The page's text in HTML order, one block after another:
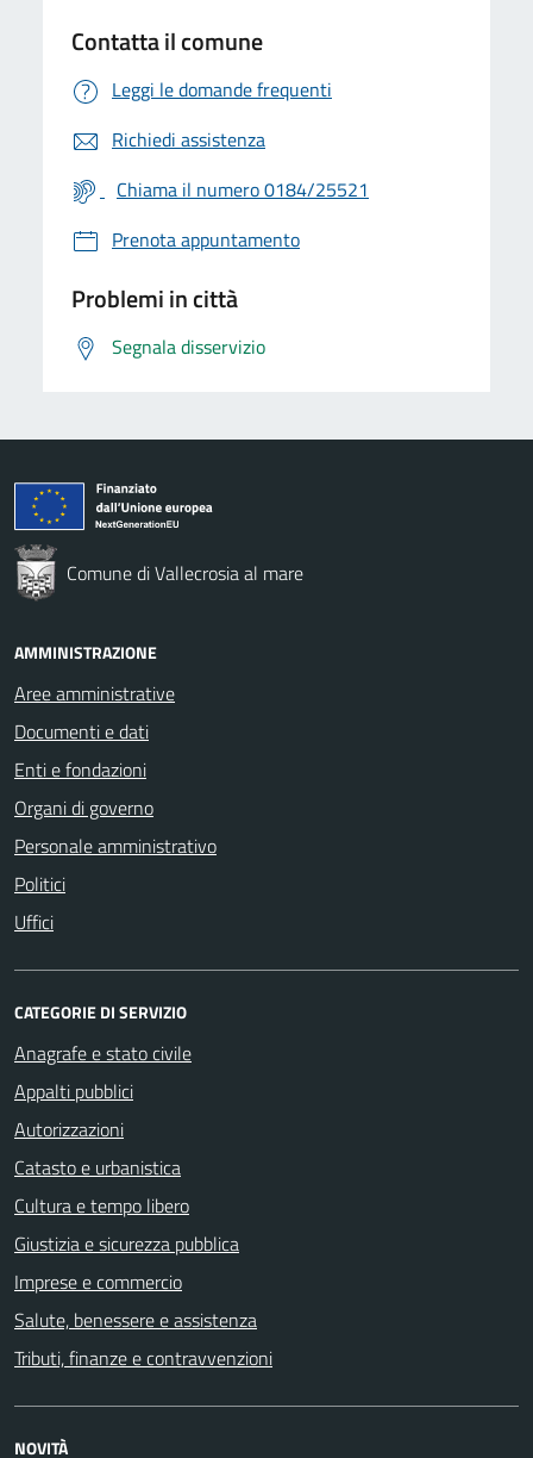
Contatta il comune
Leggi le domande frequenti
Richiedi assistenza
Chiama il numero 0184/25521
Prenota appuntamento
Problemi in città
Segnala disservizio
Comune di Vallecrosia al mare
AMMINISTRAZIONE
Aree amministrative
Documenti e dati
Enti e fondazioni
Organi di governo
Personale amministrativo
Politici
Uffici
CATEGORIE DI SERVIZIO
Anagrafe e stato civile
Appalti pubblici
Autorizzazioni
Catasto e urbanistica
Cultura e tempo libero
Giustizia e sicurezza pubblica
Imprese e commercio
Salute, benessere e assistenza
Tributi, finanze e contravvenzioni
NOVITÀ